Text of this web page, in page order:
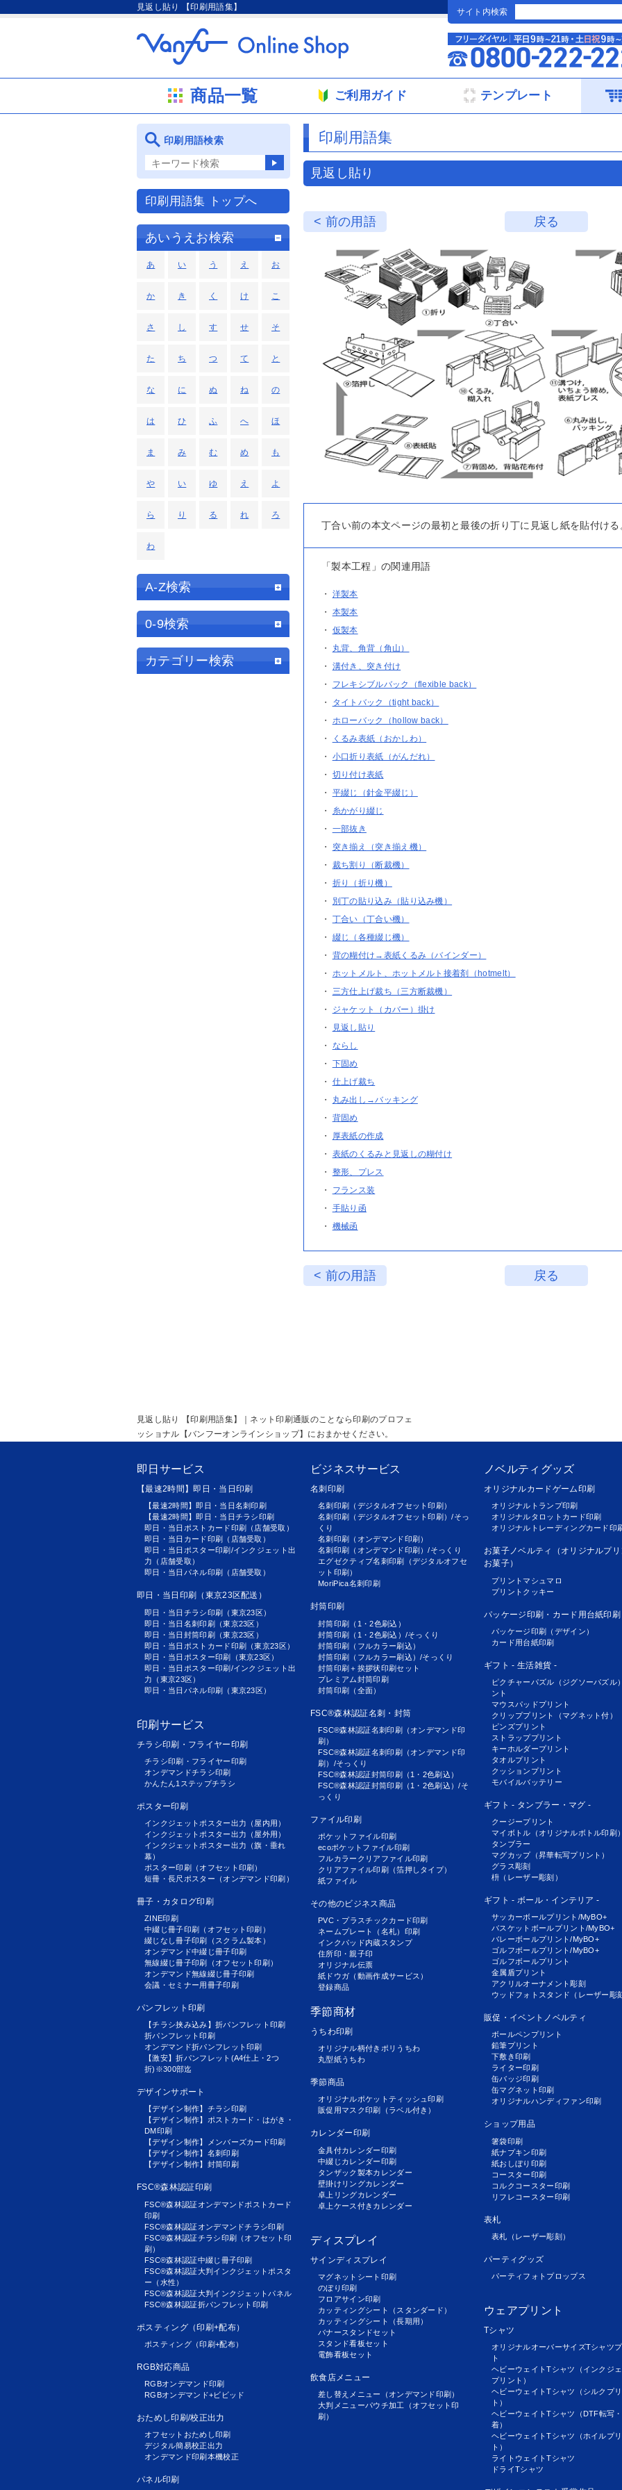
見返し貼り 【印刷用語集】 サイト内検索
商品一覧 ご利用ガイド テンプレート
印刷用語集
見返し貼り
< 前の用語 戻る
丁合い前の本文ページの最初と最後の折り丁に見返し紙を貼付ける
「製本工程」の関連用語
・ 洋製本
・ 本製本
・ 仮製本
・ 丸背、角背（角山）
・ 溝付き、突き付け
・ フレキシブルバック（flexible back）
・ タイトバック（tight back）
・ ホローバック（hollow back）
・
くるみ表紙（おかしわ）
・ 小口折り表紙（がんだれ）
・ 切り付け表紙
・ 平綴じ（針金平綴じ）
・ 糸かがり綴じ
・ 一部抜き
・ 突き揃え（突き揃え機）
・ 裁ち割り（断裁機）
・ 折り（折り機）
・ 別丁の貼り込み（貼り込み機）
・ 丁合い（丁合い機）
・ 綴じ（各種綴じ機）
・ 背の糊付け→表紙くるみ（バインダー）
・ ホットメルト、ホットメルト接着剤（hotmelt）
・ 三方仕上げ裁ち（三方断裁機）
・ ジャケット（カバー）掛け
・
見返し貼り
・ ならし
・ 下固め
・ 仕上げ裁ち
・ 丸み出し→バッキング
・ 背固め
・ 厚表紙の作成
・ 表紙のくるみと見返しの糊付け
・ 整形、プレス
・ フランス装
・ 手貼り函
・ 機械函
< 前の用語 戻る
印刷用語検索
印刷用語集 トップへ
あいうえお検索
あ い う え お
か き く け こ
さ し す せ そ
た ち つ て と
な に ぬ ね の
は ひ ふ へ ほ
ま み む め も
や い ゆ え よ
ら り る れ ろ
わ
A-Z検索
0-9検索
カテゴリー検索
見返し貼り 【印刷用語集】｜ネット印刷通販のことなら印刷のプロフェ
ッショナル【バンフーオンラインショップ】におまかせください。
即日サービス
【最速2時間】即日・当日印刷
【最速2時間】即日・当日名刺印刷
【最速2時間】即日・当日チラシ印刷
即日・当日ポストカード印刷（店舗受取）
即日・当日カード印刷（店舗受取）
即日・当日ポスター印刷/インクジェット出
力（店舗受取）
即日・当日パネル印刷（店舗受取）
即日・当日印刷（東京23区配送）
即日・当日チラシ印刷（東京23区）
即日・当日名刺印刷（東京23区）
即日・当日封筒印刷（東京23区）
即日・当日ポストカード印刷（東京23区）
即日・当日ポスター印刷（東京23区）
即日・当日ポスター印刷/インクジェット出
力（東京23区）
即日・当日パネル印刷（東京23区）
印刷サービス
チラシ印刷・フライヤー印刷
チラシ印刷・フライヤー印刷
オンデマンドチラシ印刷
かんたん1ステップチラシ
ポスター印刷
インクジェットポスター出力（屋内用）
インクジェットポスター出力（屋外用）
インクジェットポスター出力（旗・垂れ
幕）
ポスター印刷（オフセット印刷）
短冊・長尺ポスター（オンデマンド印刷）
冊子・カタログ印刷
ZINE印刷
中綴じ冊子印刷（オフセット印刷）
綴じなし冊子印刷（スクラム製本）
オンデマンド中綴じ冊子印刷
無線綴じ冊子印刷（オフセット印刷）
オンデマンド無線綴じ冊子印刷
会議・セミナー用冊子印刷
パンフレット印刷
【チラシ挟み込み】折パンフレット印刷
折パンフレット印刷
オンデマンド折パンフレット印刷
【激安】折パンフレット(A4仕上・2つ
折)※300部迄
デザインサポート
【デザイン制作】チラシ印刷
【デザイン制作】ポストカード・はがき・
DM印刷
【デザイン制作】メンバーズカード印刷
【デザイン制作】名刺印刷
【デザイン制作】封筒印刷
FSC®森林認証印刷
FSC®森林認証オンデマンドポストカード
印刷
FSC®森林認証オンデマンドチラシ印刷
FSC®森林認証チラシ印刷（オフセット印
刷）
FSC®森林認証中綴じ冊子印刷
FSC®森林認証大判インクジェットポスタ
ー（水性）
FSC®森林認証大判インクジェットパネル
FSC®森林認証折パンフレット印刷
ポスティング（印刷+配布）
ポスティング（印刷+配布）
RGB対応商品
RGBオンデマンド印刷
RGBオンデマンド+ビビッド
おためし印刷/校正出力
オフセットおためし印刷
デジタル簡易校正出力
オンデマンド印刷本機校正
パネル印刷
ビジネスサービス
名刺印刷
名刺印刷（デジタルオフセット印刷）
名刺印刷（デジタルオフセット印刷）/そっ
くり
名刺印刷（オンデマンド印刷）
名刺印刷（オンデマンド印刷）/そっくり
エグゼクティブ名刺印刷（デジタルオフセ
ット印刷）
MoriPica名刺印刷
封筒印刷
封筒印刷（1・2色刷込）
封筒印刷（1・2色刷込）/そっくり
封筒印刷（フルカラー刷込）
封筒印刷（フルカラー刷込）/そっくり
封筒印刷＋挨拶状印刷セット
プレミアム封筒印刷
封筒印刷（全面）
FSC®森林認証名刺・封筒
FSC®森林認証名刺印刷（オンデマンド印
刷）
FSC®森林認証名刺印刷（オンデマンド印
刷）/そっくり
FSC®森林認証封筒印刷（1・2色刷込）
FSC®森林認証封筒印刷（1・2色刷込）/そ
っくり
ファイル印刷
ポケットファイル印刷
ecoポケットファイル印刷
フルカラークリアファイル印刷
クリアファイル印刷（箔押しタイプ）
紙ファイル
その他のビジネス商品
PVC・プラスチックカード印刷
ネームプレート（名札）印刷
インクパッド内蔵スタンプ
住所印・親子印
オリジナル伝票
紙ドウガ（動画作成サービス）
登録商品
季節商材
うちわ印刷
オリジナル柄付きポリうちわ
丸型紙うちわ
季節商品
オリジナルポケットティッシュ印刷
販促用マスク印刷（ラベル付き）
カレンダー印刷
金具付カレンダー印刷
中綴じカレンダー印刷
タンザック製本カレンダー
壁掛けリングカレンダー
卓上リングカレンダー
卓上ケース付きカレンダー
ディスプレイ
サインディスプレイ
マグネットシート印刷
のぼり印刷
フロアサイン印刷
カッティングシート（スタンダード）
カッティングシート（長期用）
バナースタンドセット
スタンド看板セット
電飾看板セット
飲食店メニュー
差し替えメニュー（オンデマンド印刷）
大判メニューパウチ加工（オフセット印
刷）
ノベルティグッズ
オリジナルカードゲーム印刷
オリジナルトランプ印刷
オリジナルタロットカード印刷
オリジナルトレーディングカード印
お菓子ノベルティ（オリジナルプ
お菓子）
プリントマシュマロ
プリントクッキー
パッケージ印刷・カード用台紙印刷
パッケージ印刷（デザイン）
カード用台紙印刷
ギフト - 生活雑貨 -
ピクチャーパズル（ジグソーパズル
ント
マウスパッドプリント
クリッププリント（マグネット付）
ピンズプリント
ストラッププリント
キーホルダープリント
タオルプリント
クッションプリント
モバイルバッテリー
ギフト - タンブラー・マグ -
クージープリント
マイボトル（オリジナルボトル印刷
タンブラー
マグカップ（昇華転写プリント）
グラス彫刻
枡（レーザー彫刻）
ギフト - ボール・インテリア -
サッカーボールプリント/MyBO+
バスケットボールプリント/MyBO+
バレーボールプリント/MyBO+
ゴルフボールプリント/MyBO+
ゴルフボールプリント
金属盾プリント
アクリルオーナメント彫刻
ウッドフォトスタンド（レーザー彫
販促・イベントノベルティ
ボールペンプリント
鉛筆プリント
下敷き印刷
ライター印刷
缶バッジ印刷
缶マグネット印刷
オリジナルハンディファン印刷
ショップ用品
箸袋印刷
紙ナプキン印刷
紙おしぼり印刷
コースター印刷
コルクコースター印刷
リフレコースター印刷
表札
表札（レーザー彫刻）
パーティグッズ
パーティフォトプロップス
ウェアプリント
Tシャツ
オリジナルオーバーサイズTシャツ
ト
ヘビーウェイトTシャツ（インクジ
プリント）
ヘビーウェイトTシャツ（シルクプ
ト）
ヘビーウェイトTシャツ（DTF転写
着）
ヘビーウェイトTシャツ（ホイルプ
ト）
ライトウェイトTシャツ
ドライTシャツ